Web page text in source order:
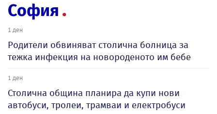
София
1 ден
Родители обвиняват столична болница за
тежка инфекция на новороденото им бебе
1 ден
Столична община планира да купи нови
автобуси, тролеи, трамваи и електробуси